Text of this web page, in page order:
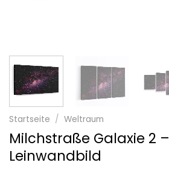
Startseite / Weltraum
Milchstraße Galaxie 2 –
Leinwandbild